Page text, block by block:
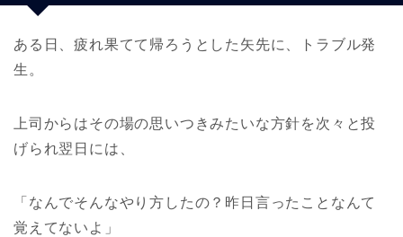
ある日、疲れ果てて帰ろうとした矢先に、トラブル発
生。
上司からはその場の思いつきみたいな方針を次々と投
げられ翌日には、
「なんでそんなやり方したの？昨日言ったことなんて
覚えてないよ」